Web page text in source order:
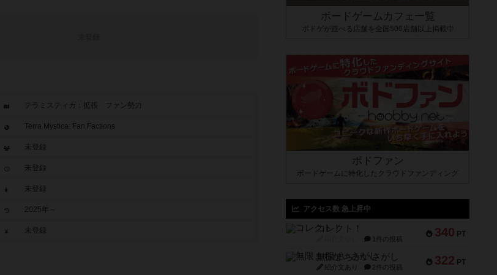
テラミスティカ：拡張 ファン勢力
Terra Mystica: Fan Factions
未登録
未登録
未登録
2025年～
未登録
ボードゲームカフェ一覧
ボドゲが遊べる店舗を全国500店舗以上掲載中
ボドファン
ボードゲームに特化したクラウドファンディング
アクセス数 急上昇中
340 PT
コレクト！
1件の投稿
322 PT
無限まちがいさがし
紹介文あり 2件の投稿